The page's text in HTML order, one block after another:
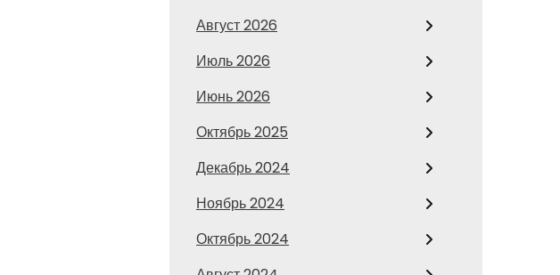
Август 2026
Июль 2026
Июнь 2026
Октябрь 2025
Декабрь 2024
Ноябрь 2024
Октябрь 2024